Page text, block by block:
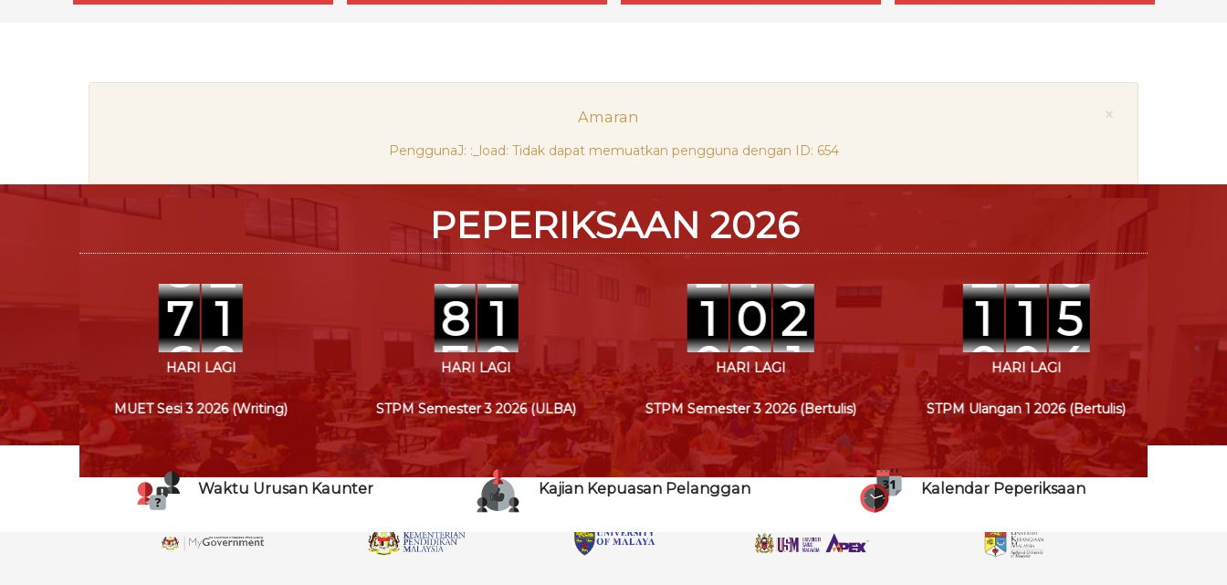
×
Amaran
PenggunaJ: :_load: Tidak dapat memuatkan pengguna dengan ID: 654
PEPERIKSAAN 2026
8
8
7
6
2
2
1
0
HARI LAGI
MUET Sesi 3 2026 (Writing)
9
9
8
7
2
2
1
0
HARI LAGI
STPM Semester 3 2026 (ULBA)
2
2
1
0
1
1
0
9
3
3
2
1
HARI LAGI
STPM Semester 3 2026 (Bertulis)
2
2
1
0
2
2
1
0
6
6
5
4
HARI LAGI
STPM Ulangan 1 2026 (Bertulis)
Waktu Urusan Kaunter Kajian Kepuasan Pelanggan Kalendar Peperiksaan